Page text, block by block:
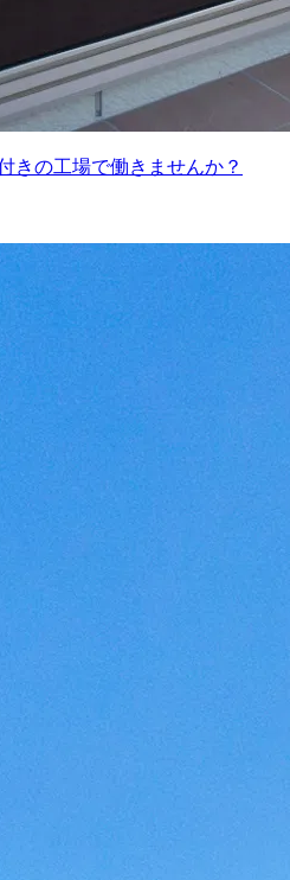
の工場で働きませんか？